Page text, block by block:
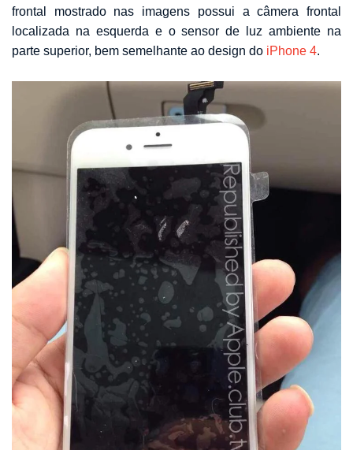
frontal mostrado nas imagens possui a câmera frontal
localizada na esquerda e o sensor de luz ambiente na
parte superior, bem semelhante ao design do iPhone 4.